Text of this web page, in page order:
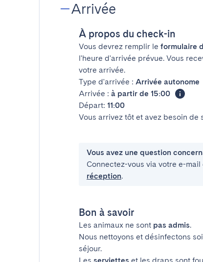
Arrivée
À propos du check-in
Vous devrez remplir le formulaire
l'heure d'arrivée prévue. Vous
votre arrivée.
Type d'arrivée : Arrivée autonome
Arrivée : à partir de 15:00
Départ: 11:00
Vous arrivez tôt et avez besoin de
Vous avez une question
Connectez-vous via votre e-
réception.
Bon à savoir
Les animaux ne sont pas admis.
Nous nettoyons et désinfectons
séjour.